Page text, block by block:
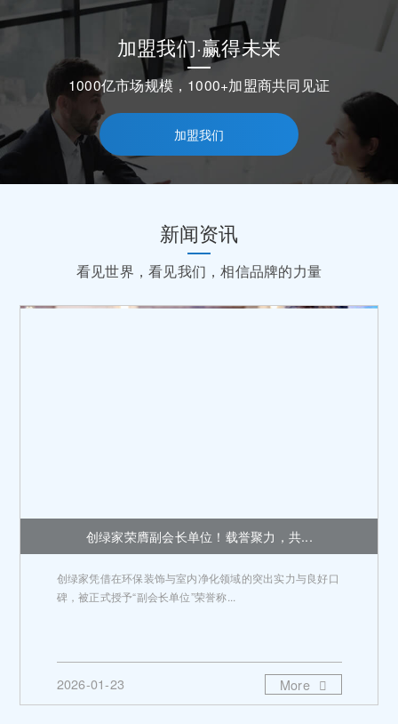
加盟我们·赢得未来
1000亿市场规模，1000+加盟商共同见证
加盟我们
新闻资讯
看见世界，看见我们，相信品牌的力量
创绿家荣膺副会长单位！载誉聚力，共...
创绿家凭借在环保装饰与室内净化领域的突出实力与良好口
碑，被正式授予“副会长单位”荣誉称...
2026-01-23 More